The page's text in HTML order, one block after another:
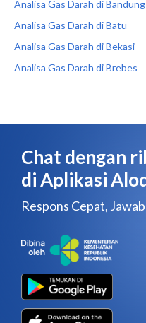
Analisa Gas Darah di Bandung
Analisa Gas Darah di Batu
Analisa Gas Darah di Bekasi
Analisa Gas Darah di Brebes